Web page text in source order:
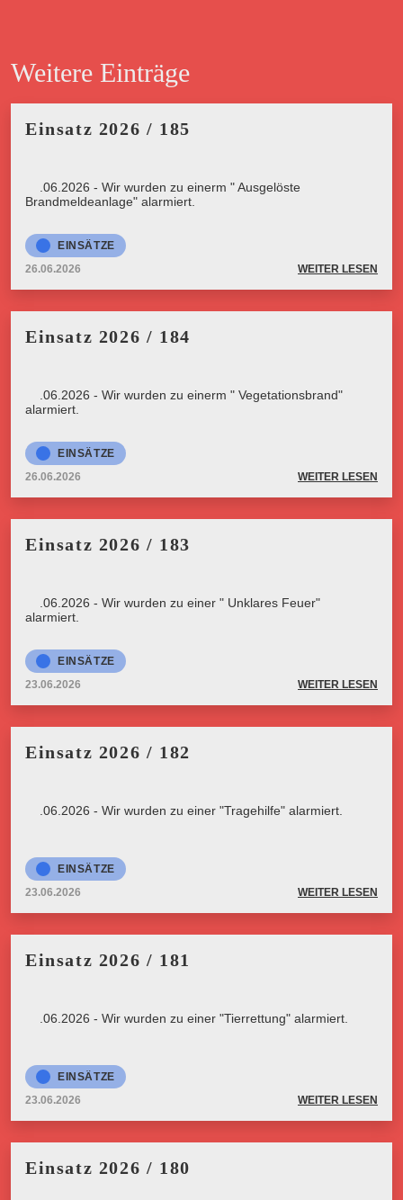
Weitere Einträge
Einsatz 2026 / 185
26.06.2026 - Wir wurden zu einerm " Ausgelöste
Brandmeldeanlage" alarmiert.
EINSÄTZE
26.06.2026
WEITER LESEN
Einsatz 2026 / 184
26.06.2026 - Wir wurden zu einerm " Vegetationsbrand"
alarmiert.
EINSÄTZE
26.06.2026
WEITER LESEN
Einsatz 2026 / 183
23.06.2026 - Wir wurden zu einer " Unklares Feuer"
alarmiert.
EINSÄTZE
23.06.2026
WEITER LESEN
Einsatz 2026 / 182
23.06.2026 - Wir wurden zu einer "Tragehilfe" alarmiert.
EINSÄTZE
23.06.2026
WEITER LESEN
Einsatz 2026 / 181
23.06.2026 - Wir wurden zu einer "Tierrettung" alarmiert.
EINSÄTZE
23.06.2026
WEITER LESEN
Einsatz 2026 / 180